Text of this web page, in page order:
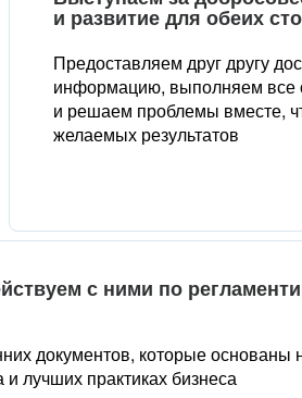
и развитие для обеих
Предоставляем друг другу
информацию, выполняем все
и решаем проблемы вместе,
желаемых результатов
с ними по
документов, которые основаны
лучших практиках бизнеса